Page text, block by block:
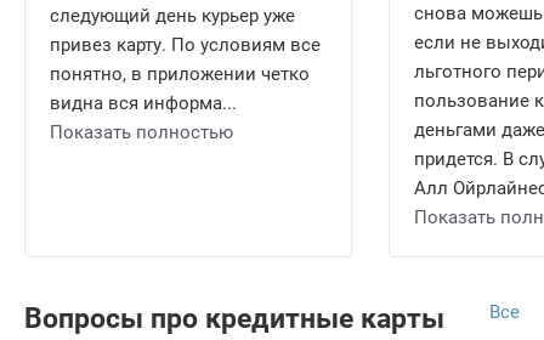
следующий день курьер уже
привез карту. По условиям все
понятно, в приложении четко
видна вся информа...
Показать полностью
снова можешь
если не
льготного
пользование
деньгами
придется. В
Алл
Показать
Вопросы про кредитные карты Все